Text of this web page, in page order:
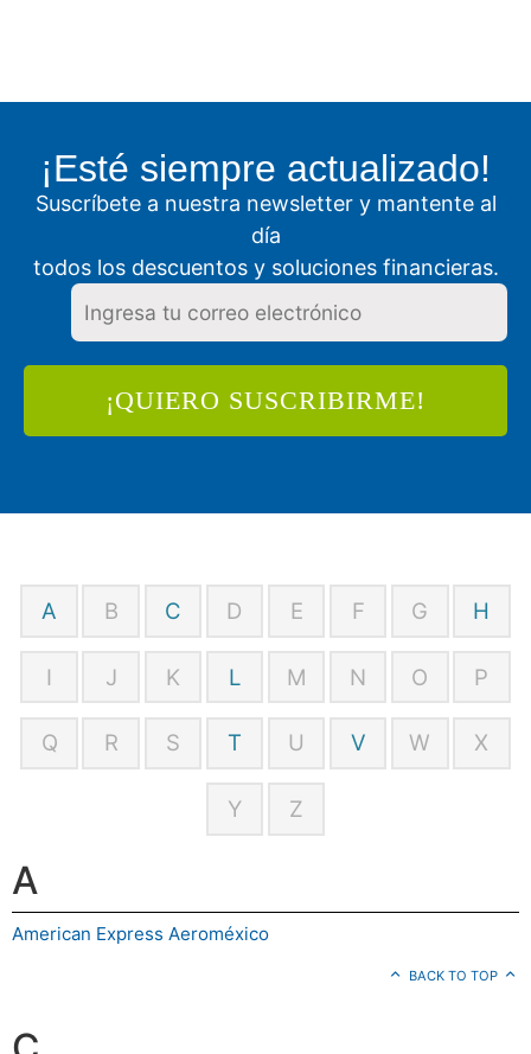
¡Esté siempre actualizado!
Suscríbete a nuestra newsletter y mantente al
día
todos los descuentos y soluciones financieras.
A B C D E F G H
I J K L M N O P
Q R S T U V W X
Y Z
A
American Express Aeroméxico
BACK TO TOP